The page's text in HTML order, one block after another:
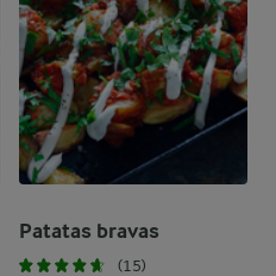
Patatas bravas
(15)